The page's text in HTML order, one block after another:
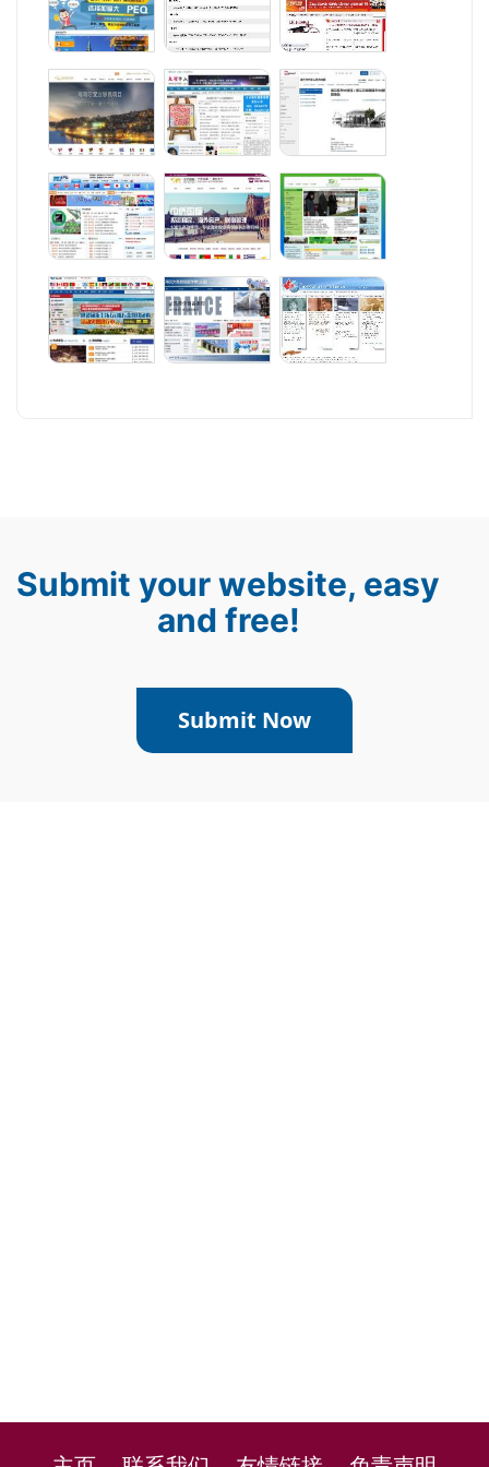
Submit your website, easy
and free!
Submit Now